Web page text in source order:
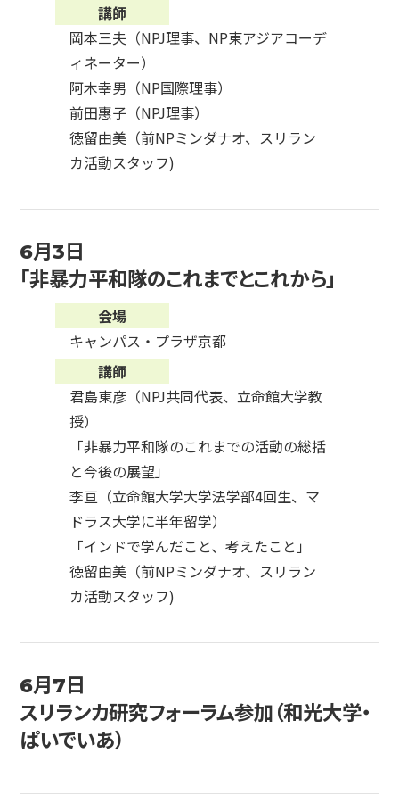
講師
岡本三夫（NPJ理事、NP東アジアコーデ
ィネーター）
阿木幸男（NP国際理事）
前田惠子（NPJ理事）
徳留由美（前NPミンダナオ、スリラン
カ活動スタッフ)
6月3日
「非暴力平和隊のこれまでとこれから」
会場
キャンパス・プラザ京都
講師
君島東彦（NPJ共同代表、立命館大学教
授）
「非暴力平和隊のこれまでの活動の総括
と今後の展望」
李亘（立命館大学大学法学部4回生、マ
ドラス大学に半年留学）
「インドで学んだこと、考えたこと」
徳留由美（前NPミンダナオ、スリラン
カ活動スタッフ)
6月7日
スリランカ研究フォーラム参加（和光大学・
ぱいでいあ）